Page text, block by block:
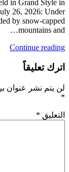
in Grand Style in
26, 2026: Under
by snow-capped
mountains and…
Continue reading
اترك تعليقاً
لن يتم نشر عنوان
*
التعليق *